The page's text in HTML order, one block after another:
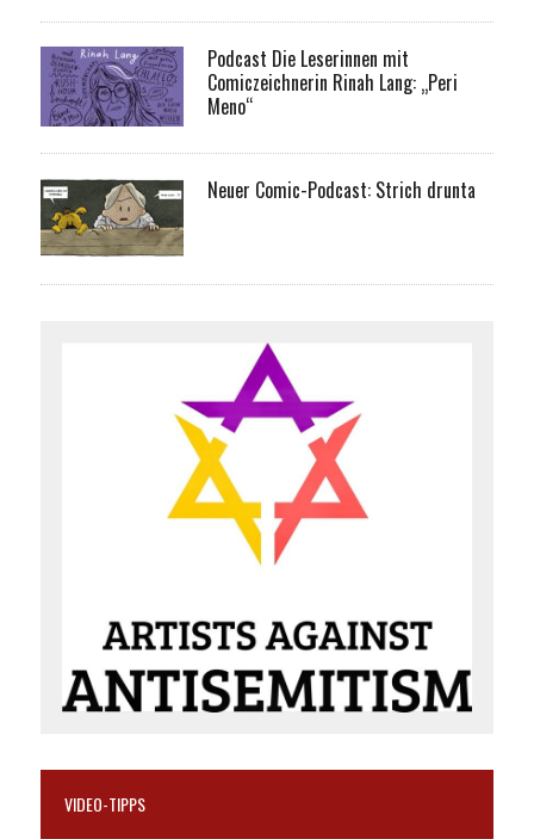
Podcast Die Leserinnen mit
Comiczeichnerin Rinah Lang: „Peri
Meno“
Neuer Comic-Podcast: Strich drunta
VIDEO-TIPPS